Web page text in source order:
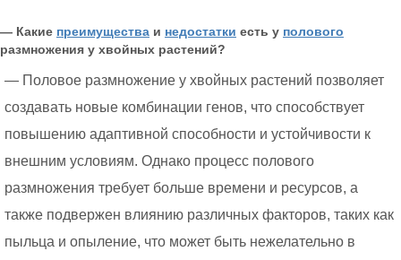
— Какие преимущества и недостатки есть у полового
размножения у хвойных растений?
— Половое размножение у хвойных растений позволяет
создавать новые комбинации генов, что способствует
повышению адаптивной способности и устойчивости к
внешним условиям. Однако процесс полового
размножения требует больше времени и ресурсов, а
также подвержен влиянию различных факторов, таких как
пыльца и опыление, что может быть нежелательно в